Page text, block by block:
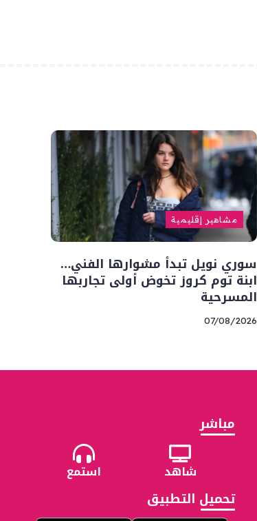
مشاهير إقليمية
سوري نويل تبدأ مشوارها الفني…
ابنة توم كروز تخوض أولى تجاربها
المسرحية
07/08/2026
مباشر
شاهد استمع
تحميل التطبيق